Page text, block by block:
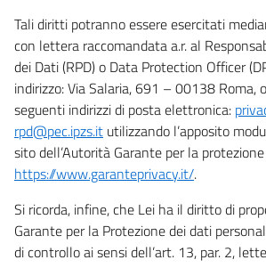
Tali diritti potranno essere esercitati
con lettera raccomandata a.r. al
dei Dati (RPD) o Data Protection Officer
indirizzo: Via Salaria, 691 – 00138 Roma,
seguenti indirizzi di posta elettronica:
rpd@pec.ipzs.it utilizzando l’apposito
sito dell’Autorità Garante per la
https://www.garanteprivacy.it/.
Si ricorda, infine, che Lei ha il diritto di
Garante per la Protezione dei dati
di controllo ai sensi dell’art. 13, par. 2,